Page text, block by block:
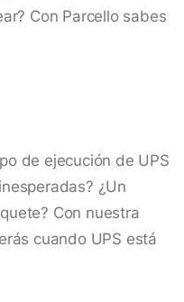
Con Parcello sabes
de ejecución de UPS
¿Un
Con nuestra
cuando UPS está